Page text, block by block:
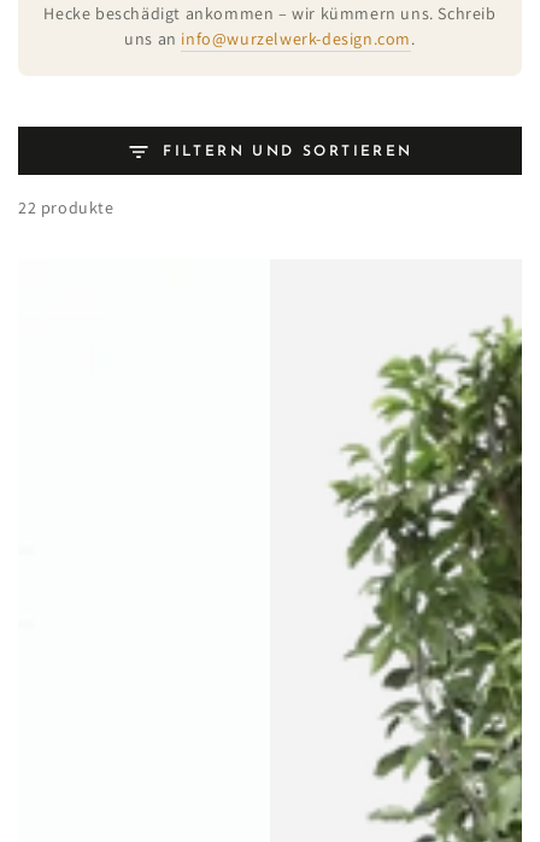
Hecke beschädigt ankommen – wir kümmern uns. Schreib
uns an info@wurzelwerk-design.com.
FILTERN UND SORTIEREN
22 produkte